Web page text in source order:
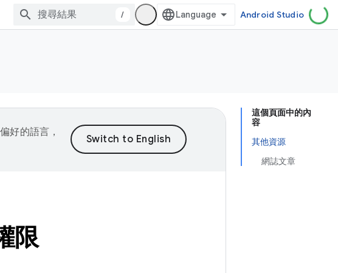
/ Android Studio
這個頁面中的內
容
其他資源
網誌文章
好的語言，
限